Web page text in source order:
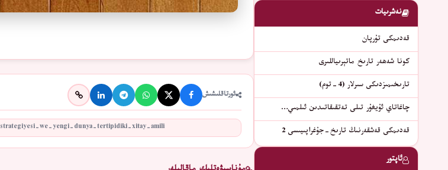
ئورتاقلىشىش
نەشرىيات
قەدىمكى تۇرپان
كونا شەھەر تارىخ ماتېرىياللىرى
تارىخىمىزدىكى سىرلار (4-توم)
چاغاتاي ئۇيغۇر تىلى تەتقىقاتىدىن ئىلمىي…
قەدىمكى قەشقەرنىڭ تارىخ-جۇغراپىيىسى 2
ئاپتور